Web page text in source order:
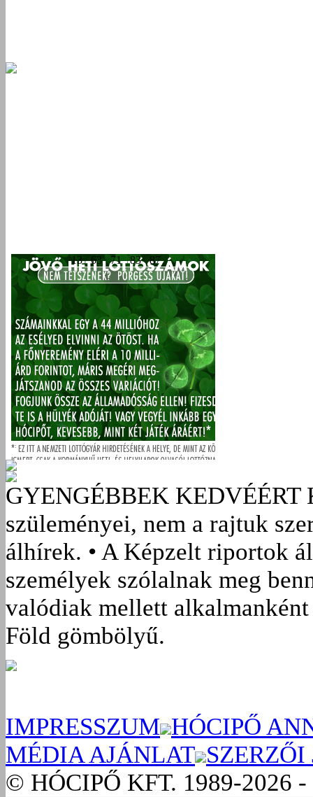
GYENGÉBBEK KEDVÉÉRT
szüleményei, nem a rajtuk
álhírek. • A Képzelt riportok
személyek szólalnak meg
valódiak mellett
Föld gömbölyű.
IMPRESSZUM HÓCIPŐ
MÉDIA AJÁNLAT SZERZŐI
© HÓCIPŐ KFT. 1989-2026